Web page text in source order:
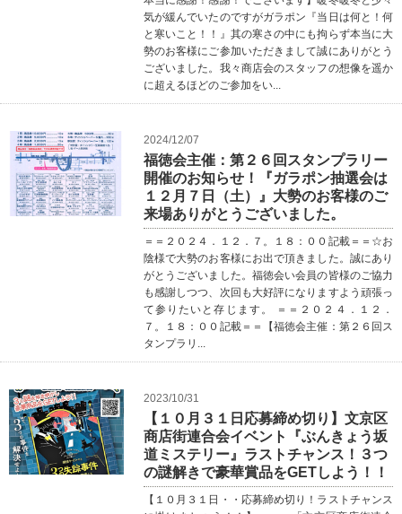
気が緩んでいたのですがガラポン『当日は何と！何
と寒いこと！！』其の寒さの中にも拘らず本当に大
勢のお客様にご参加いただきまして誠にありがとう
ございました。我々商店会のスタッフの想像を遥か
に超えるほどのご参加をい...
2024/12/07
福徳会主催：第２６回スタンプラリー
開催のお知らせ！『ガラポン抽選会は
１２月７日（土）』大勢のお客様のご
来場ありがとうございました。
＝＝２０２４．１２．７。１８：００記載＝＝☆お
陰様で大勢のお客様にお出で頂きました。誠にあり
がとうございました。福徳会い会員の皆様のご協力
も感謝しつつ、次回も大好評になりますよう頑張っ
て参りたいと存じます。 ＝＝２０２４．１２．
７。１８：００記載＝＝【福徳会主催：第２６回ス
タンプラリ...
2023/10/31
【１０月３１日応募締め切り】文京区
商店街連合会イベント『ぶんきょう坂
道ミステリー』ラストチャンス！３つ
の謎解きで豪華賞品をGETしよう！！
【１０月３１日・・応募締め切り！ラストチャンス